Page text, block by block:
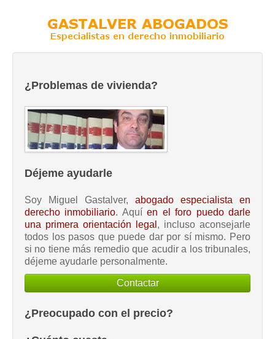
¿Problemas de vivienda?
Déjeme ayudarle
Soy Miguel Gastalver, abogado especialista en
derecho inmobiliario. Aquíen el foro puedo darle
una primera orientación legal , incluso aconsejarle
todos los pasos que puede dar por sí mismo. Pero
si no tiene más remedio que acudir a los tribunales,
déjeme ayudarle personalmente.
Contactar
¿Preocupado con el precio?